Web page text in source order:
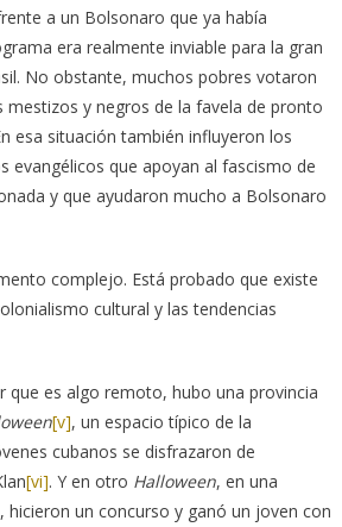
a un Bolsonaro que ya había
era realmente inviable para la gran
No obstante, muchos pobres votaron
y negros de la favela de pronto
esa situación también influyeron los
evangélicos que apoyan al fascismo de
y que ayudaron mucho a Bolsonaro
complejo. Está probado que existe
cultural y las tendencias
que es algo remoto, hubo una provincia
[v], un espacio típico de la
cubanos se disfrazaron de
[vi]. Y en otro Halloween, en una
hicieron un concurso y ganó un joven con